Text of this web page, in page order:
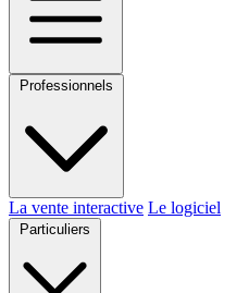
Professionnels
La vente interactive Le logiciel
Particuliers